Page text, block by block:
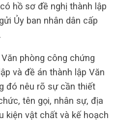
hồ sơ đề nghị thành lập
Ủy ban nhân dân cấp
phòng công chứng
và đề án thành lập Văn
đó nêu rõ sự cần thiết
tên gọi, nhân sự, địa
kiện vật chất và kế hoạch